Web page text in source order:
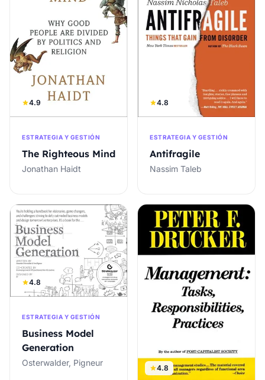
4.9
ESTRATEGIA Y GESTIÓN
The Righteous Mind
Jonathan Haidt
4.8
ESTRATEGIA Y GESTIÓN
Antifragile
Nassim Taleb
4.8
ESTRATEGIA Y GESTIÓN
Business Model
Generation
Osterwalder, Pigneur
4.8